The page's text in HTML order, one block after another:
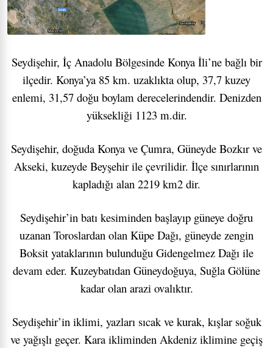
Seydişehir, İç Anadolu Bölgesinde Konya İli’ne bağlı bir
ilçedir. Konya’ya 85 km. uzaklıkta olup, 37,7 kuzey
enlemi, 31,57 doğu boylam derecelerindendir. Denizden
yüksekliği 1123 m.dir.
Seydişehir, doğuda Konya ve Çumra, Güneyde Bozkır ve
Akseki, kuzeyde Beyşehir ile çevrilidir. İlçe sınırlarının
kapladığı alan 2219 km2 dir.
Seydişehir’in batı kesiminden başlayıp güneye doğru
uzanan Toroslardan olan Küpe Dağı, güneyde zengin
Boksit yataklarının bulunduğu Gidengelmez Dağı ile
devam eder. Kuzeybatıdan Güneydoğuya, Suğla Gölüne
kadar olan arazi ovalıktır.
Seydişehir’in iklimi, yazları sıcak ve kurak, kışlar soğuk
ve yağışlı geçer. Kara ikliminden Akdeniz iklimine geçiş